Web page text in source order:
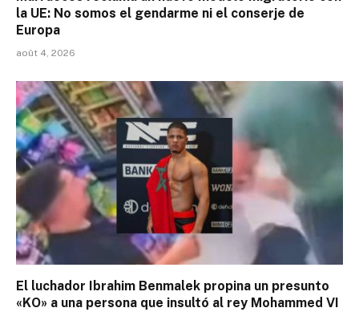
la UE: No somos el gendarme ni el conserje de
Europa
août 4, 2026
El luchador Ibrahim Benmalek propina un presunto
«KO» a una persona que insultó al rey Mohammed VI